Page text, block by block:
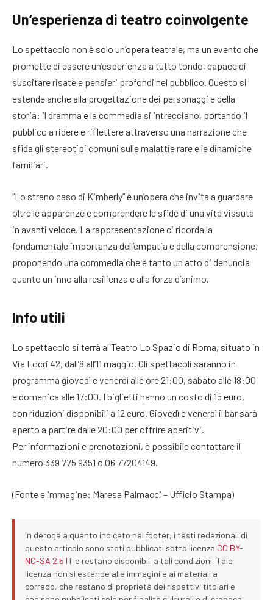
Un’esperienza di teatro coinvolgente
Lo spettacolo non è solo un’opera teatrale, ma un evento che
promette di essere un’esperienza a tutto tondo, capace di
suscitare risate e pensieri profondi nel pubblico. Questo si
estende anche alla progettazione dei personaggi e della
storia: il dramma e la commedia si intrecciano, portando il
pubblico a ridere e riflettere attraverso una narrazione che
sfida gli stereotipi comuni sulle malattie rare e le dinamiche
familiari.
“Lo strano caso di Kimberly” è un’opera che invita a guardare
oltre le apparenze e comprendere le sfide di una vita vissuta
in avanti veloce. La rappresentazione ci ricorda la
fondamentale importanza dell’empatia e della comprensione,
proponendo una commedia che è tanto un atto di denuncia
quanto un inno alla resilienza e alla forza d’animo.
Info utili
Lo spettacolo si terrà al Teatro Lo Spazio di Roma, situato in
Via Locri 42, dall’8 all’11 maggio. Gli spettacoli saranno in
programma giovedì e venerdì alle ore 21:00, sabato alle 18:00
e domenica alle 17:00. I biglietti hanno un costo di 15 euro,
con riduzioni disponibili a 12 euro. Giovedì e venerdì il bar sarà
aperto a partire dalle 20:00 per offrire aperitivi.
Per informazioni e prenotazioni, è possibile contattare il
numero 339 775 9351 o 06 77204149.
(Fonte e immagine: Maresa Palmacci – Ufficio Stampa)
In deroga a quanto indicato nel footer, i testi redazionali di
questo articolo sono stati pubblicati sotto licenza CC BY-
NC-SA 2.5 IT e restano disponibili a tali condizioni. Tale
licenza non si estende alle immagini e ai materiali a
corredo, che restano di proprietà dei rispettivi titolari e